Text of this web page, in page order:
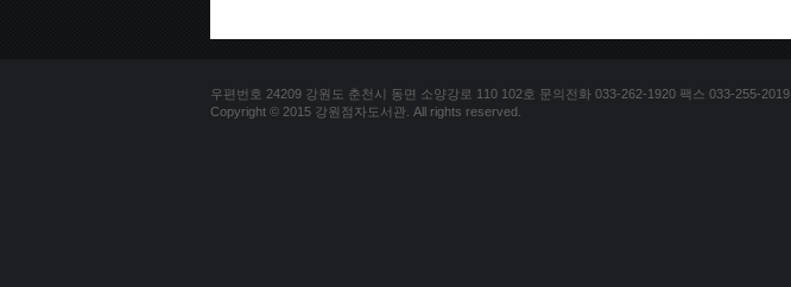
우편번호 24209 강원도 춘천시 동면 소양강로 110 102호 문의전화 033-262-1920 팩스 033-255-2019
Copyright © 2015 강원점자도서관. All rights reserved.